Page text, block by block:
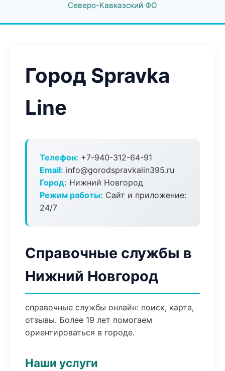
Северо-Кавказский ФО
Город Spravka
Line
Телефон: +7-940-312-64-91
Email: info@gorodspravkalin395.ru
Город: Нижний Новгород
Режим работы: Сайт и приложение:
24/7
Справочные службы в
Нижний Новгород
справочные службы онлайн: поиск, карта,
отзывы. Более 19 лет помогаем
ориентироваться в городе.
Наши услуги